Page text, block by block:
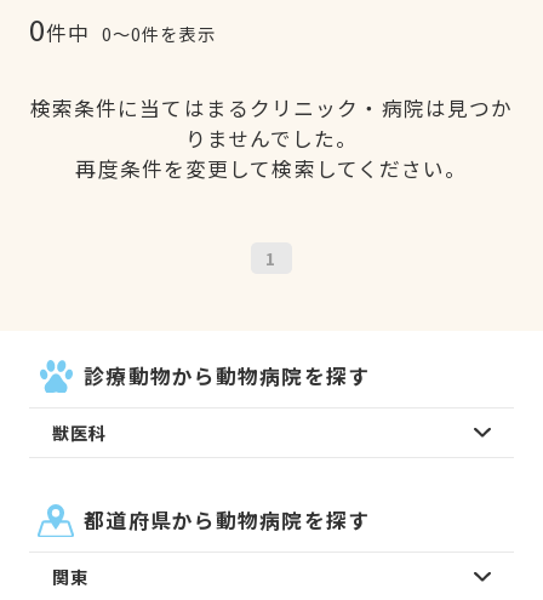
0件中 0〜0件を表示
検索条件に当てはまるクリニック・病院は見つか
りませんでした。
再度条件を変更して検索してください。
1
診療動物から動物病院を探す
獣医科
都道府県から動物病院を探す
関東